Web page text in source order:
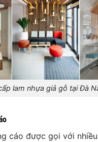
lam nhựa giả gỗ tại Đà
cáo được gọi với